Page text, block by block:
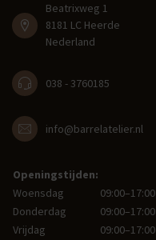
Beatrixweg 1
8181 LC Heerde
Nederland
038 - 3760185
info@barrelatelier.nl
Openingstijden:
Woensdag
09:00–17:00
Donderdag
09:00–17:00
Vrijdag
09:00–17:00